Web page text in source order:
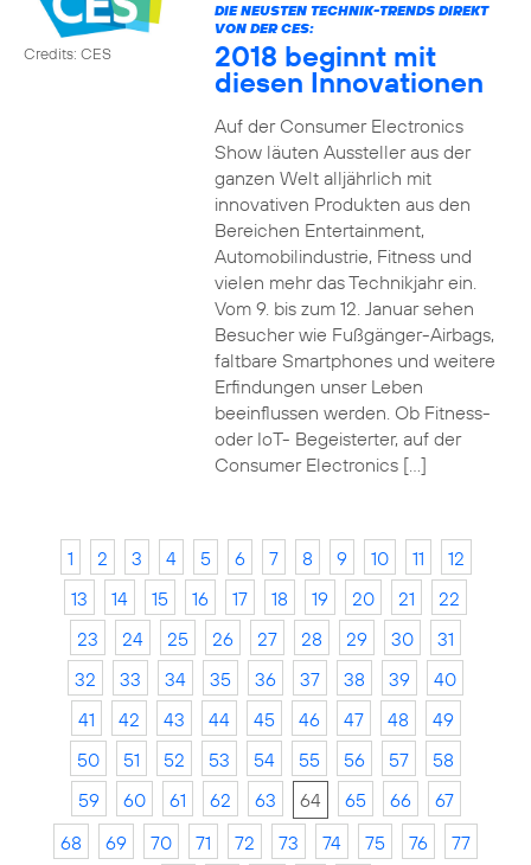
Credits: CES
DIE NEUSTEN TECHNIK-TRENDS DIREKT
VON DER CES:
2018 beginnt mit
diesen Innovationen
Auf der Consumer Electronics
Show läuten Aussteller aus der
ganzen Welt alljährlich mit
innovativen Produkten aus den
Bereichen Entertainment,
Automobilindustrie, Fitness und
vielen mehr das Technikjahr ein.
Vom 9. bis zum 12. Januar sehen
Besucher wie Fußgänger-Airbags,
faltbare Smartphones und weitere
Erfindungen unser Leben
beeinflussen werden. Ob Fitness-
oder IoT- Begeisterter, auf der
Consumer Electronics […]
1 2 3 4 5 6 7 8 9 10 11
12
13
14 15 16 17 18 19 20 21
22
23
24 25 26 27 28 29 30
31
32
33 34 35 36 37 38 39
40
41
42 43 44 45 46 47 48
49
50
51 52 53 54 55 56 57
58
59
60 61 62 63 64 65 66
67
68
69 70 71 72 73 74 75 76
77